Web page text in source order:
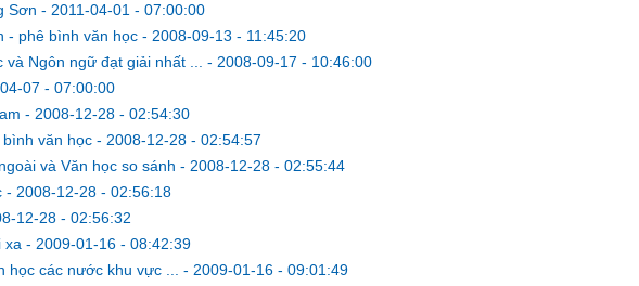
Sơn - 2011-04-01 - 07:00:00
- phê bình văn học - 2008-09-13 - 11:45:20
và Ngôn ngữ đạt giải nhất ... - 2008-09-17 - 10:46:00
07 - 07:00:00
- 2008-12-28 - 02:54:30
bình văn học - 2008-12-28 - 02:54:57
và Văn học so sánh - 2008-12-28 - 02:55:44
- 2008-12-28 - 02:56:18
12-28 - 02:56:32
xa - 2009-01-16 - 08:42:39
học các nước khu vực ... - 2009-01-16 - 09:01:49